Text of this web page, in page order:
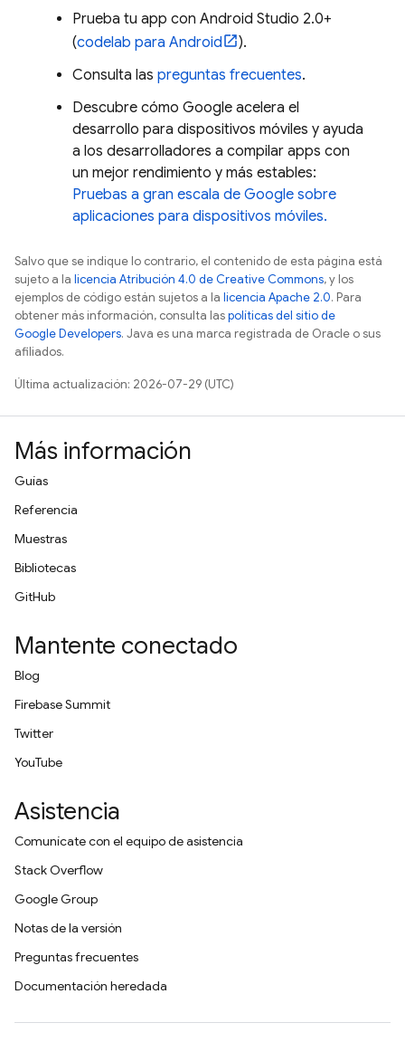
Prueba tu app con Android Studio 2.0+
(codelab para Android
).
Consulta las preguntas frecuentes.
Descubre cómo Google acelera el
desarrollo para dispositivos móviles y ayuda
a los desarrolladores a compilar apps con
un mejor rendimiento y más estables:
Pruebas a gran escala de Google sobre
aplicaciones para dispositivos móviles.
Salvo que se indique lo contrario, el contenido de esta página está
sujeto a la licencia Atribución 4.0 de Creative Commons, y los
ejemplos de código están sujetos a la licencia Apache 2.0. Para
obtener más información, consulta laspolíticas del sitio de
Google Developers. Java es una marca registrada de Oracle o sus
afiliados.
Última actualización: 2026-07-29 (UTC)
Más información
Guías
Referencia
Muestras
Bibliotecas
GitHub
Mantente conectado
Blog
Firebase Summit
Twitter
YouTube
Asistencia
Comunícate con el equipo de asistencia
Stack Overflow
Google Group
Notas de la versión
Preguntas frecuentes
Documentación heredada